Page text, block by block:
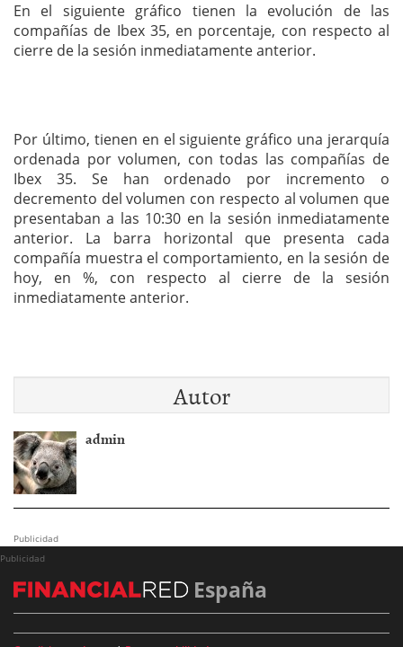
En el siguiente gráfico tienen la evolución de las
compañías de Ibex 35, en porcentaje, con respecto al
cierre de la sesión inmediatamente anterior.
Por último, tienen en el siguiente gráfico una jerarquía
ordenada por volumen, con todas las compañías de
Ibex 35. Se han ordenado por incremento o
decremento del volumen con respecto al volumen que
presentaban a las 10:30 en la sesión inmediatamente
anterior. La barra horizontal que presenta cada
compañía muestra el comportamiento, en la sesión de
hoy, en %, con respecto al cierre de la sesión
inmediatamente anterior.
Autor
admin
Publicidad
Publicidad
España